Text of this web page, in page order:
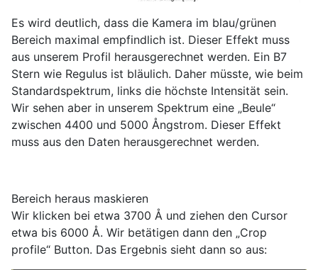
Es wird deutlich, dass die Kamera im blau/grünen
Bereich maximal empfindlich ist. Dieser Effekt muss
aus unserem Profil herausgerechnet werden. Ein B7
Stern wie Regulus ist bläulich. Daher müsste, wie beim
Standardspektrum, links die höchste Intensität sein.
Wir sehen aber in unserem Spektrum eine „Beule“
zwischen 4400 und 5000 Ångstrom. Dieser Effekt
muss aus den Daten herausgerechnet werden.
Bereich heraus maskieren
Wir klicken bei etwa 3700 Å und ziehen den Cursor
etwa bis 6000 Å. Wir betätigen dann den „Crop
profile“ Button. Das Ergebnis sieht dann so aus: